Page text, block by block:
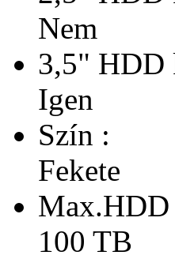
Nem
3,5" HDD
Igen
Szín :
Fekete
Max.HDD
100 TB